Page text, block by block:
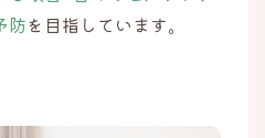
防を目指しています。